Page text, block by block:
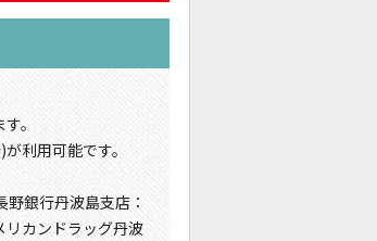
。
利用可能です。
銀行丹波島支店：
カンドラッグ丹波